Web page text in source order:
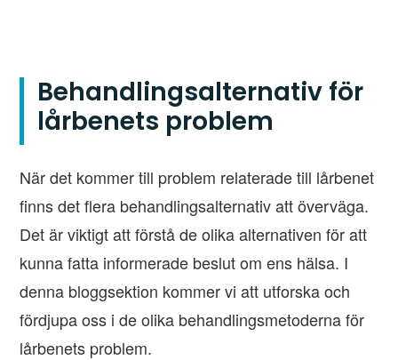
Behandlingsalternativ för
lårbenets problem
När det kommer till problem relaterade till lårbenet
finns det flera behandlingsalternativ att överväga.
Det är viktigt att förstå de olika alternativen för att
kunna fatta informerade beslut om ens hälsa. I
denna bloggsektion kommer vi att utforska och
fördjupa oss i de olika behandlingsmetoderna för
lårbenets problem.